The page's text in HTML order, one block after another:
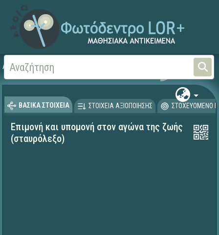
Αρχική Καινή
ΒΑΣΙΚΑ ΣΤΟΙΧΕΙΑ ΣΤΟΙΧΕΙΑ ΑΞΙΟΠΟΙΗΣΗΣ ΣΤΟΧΕΥΟΜΕΝΟ
Επιμονή και υπομονή στον αγώνα της ζωής
(σταυρόλεξο)